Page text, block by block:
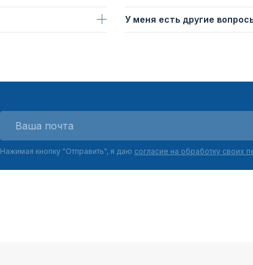
У меня есть другие
Нажимая кнопку "Отправить", я даю согласие на обработку своих